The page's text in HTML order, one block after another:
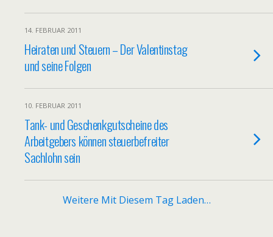
14. FEBRUAR 2011
Heiraten und Steuern – Der Valentinstag
und seine Folgen
10. FEBRUAR 2011
Tank- und Geschenkgutscheine des
Arbeitgebers können steuerbefreiter
Sachlohn sein
Weitere Mit Diesem Tag Laden…